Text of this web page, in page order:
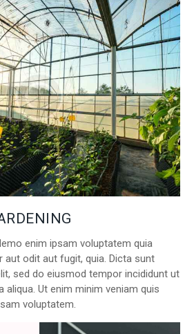
enim ipsam voluptatem quia
aut odit aut fugit, quia. Dicta sunt
sed do eiusmod tempor incididunt ut
aliqua. Ut enim minim veniam quis
voluptatem.